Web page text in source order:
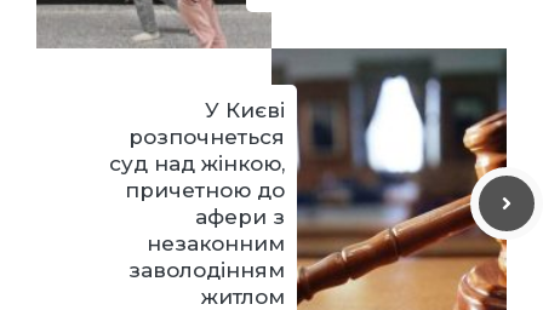
У Києві
розпочнеться
суд над жінкою,
причетною до
афери з
незаконним
заволодінням
житлом